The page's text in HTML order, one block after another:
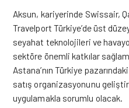
Aksun, kariyerinde Swissair,
Travelport Türkiye’de üst
seyahat teknolojileri ve
sektöre önemli katkılar
Astana’nın Türkiye
satış organizasyonunu
uygulamakla sorumlu olacak.